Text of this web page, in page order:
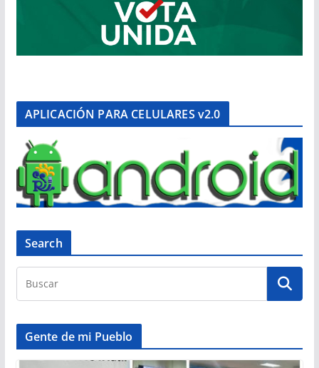
APLICACIÓN PARA CELULARES v2.0
Search
Gente de mi Pueblo